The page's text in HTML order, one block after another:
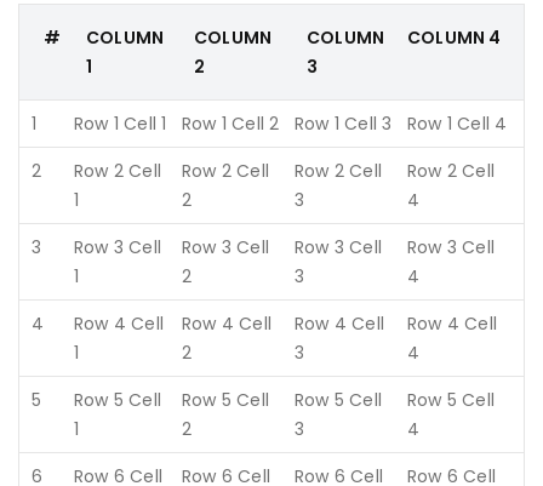
#
COLUMN
1
COLUMN
2
COLUMN
3
COLUMN 4
1 Row 1 Cell 1 Row 1 Cell 2 Row 1 Cell 3
Row 1 Cell 4
2
Row 2 Cell
1
Row 2 Cell
2
Row 2 Cell
3
Row 2 Cell
4
3
Row 3 Cell
1
Row 3 Cell
2
Row 3 Cell
3
Row 3 Cell
4
4
Row 4 Cell
1
Row 4 Cell
2
Row 4 Cell
3
Row 4 Cell
4
5
Row 5 Cell
1
Row 5 Cell
2
Row 5 Cell
3
Row 5 Cell
4
6
Row 6 Cell
Row 6 Cell
Row 6 Cell
Row 6 Cell